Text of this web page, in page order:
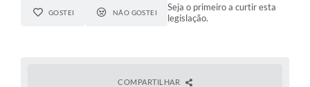
GOSTEI NÃO GOSTEI
Seja o primeiro a curtir esta
legislação.
COMPARTILHAR